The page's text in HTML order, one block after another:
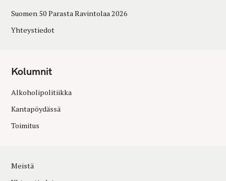
Suomen 50 Parasta Ravintolaa 2026
Yhteystiedot
Kolumnit
Alkoholipolitiikka
Kantapöydässä
Toimitus
Meistä